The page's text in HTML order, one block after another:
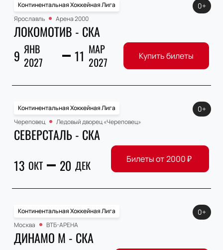
Континентальная Хоккейная Лига
Ярославль
Арена 2000
ЛОКОМОТИВ - СКА
9 ЯНВ
2027
11 МАР
2027
0+
Купить билеты
Континентальная Хоккейная Лига
Череповец
Ледовый дворец «Череповец»
СЕВЕРСТАЛЬ - СКА
13 ОКТ 20 ДЕК
0+
Билеты от2000₽
Континентальная Хоккейная Лига
Москва
ВТБ-АРЕНА
ДИНАМО М - СКА
0+